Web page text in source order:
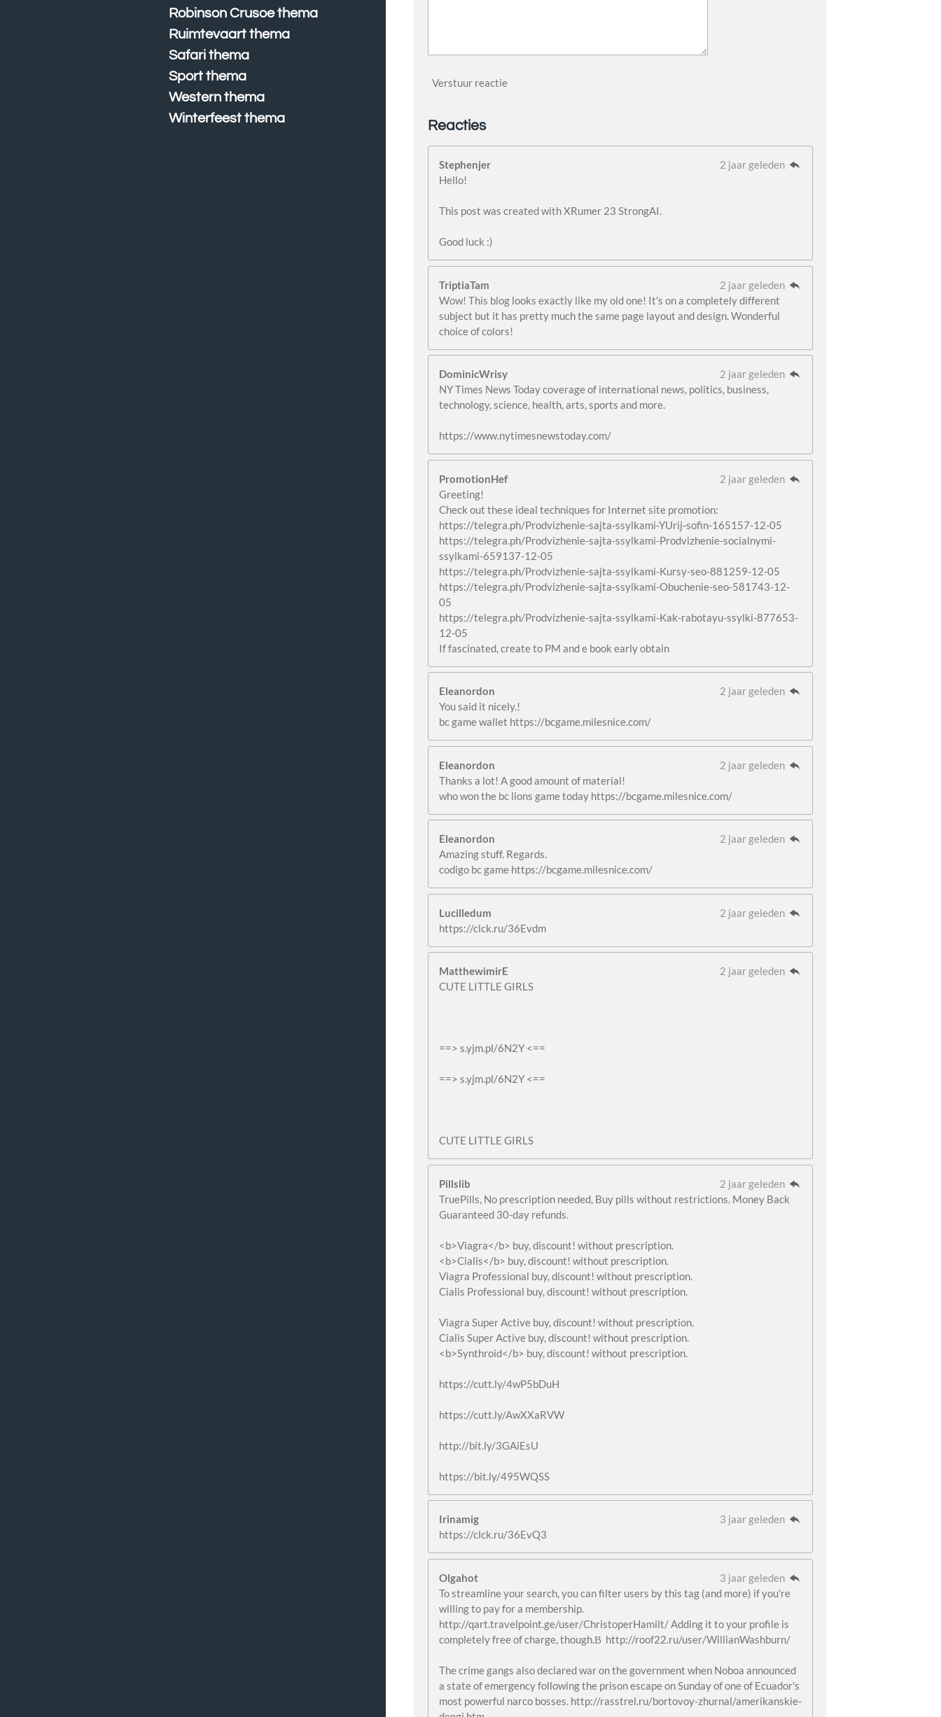
Verstuur reactie
Reacties
Stephenjer
2 jaar geleden
Hello!
This post was created with XRumer 23 StrongAI.
Good luck :)
TriptiaTam
2 jaar geleden
Wow! This blog looks exactly like my old one! It's on a completely different
subject but it has pretty much the same page layout and design. Wonderful
choice of colors!
DominicWrisy
2 jaar geleden
NY Times News Today coverage of international news, politics, business,
technology, science, health, arts, sports and more.
https://www.nytimesnewstoday.com/
PromotionHef
2 jaar geleden
Greeting!
Check out these ideal techniques for Internet site promotion:
https://telegra.ph/Prodvizhenie-sajta-ssylkami-YUrij-sofin-165157-12-05
https://telegra.ph/Prodvizhenie-sajta-ssylkami-Prodvizhenie-socialnymi-
ssylkami-659137-12-05
https://telegra.ph/Prodvizhenie-sajta-ssylkami-Kursy-seo-881259-12-05
https://telegra.ph/Prodvizhenie-sajta-ssylkami-Obuchenie-seo-581743-12-
05
https://telegra.ph/Prodvizhenie-sajta-ssylkami-Kak-rabotayu-ssylki-877653-
12-05
If fascinated, create to PM and e book early obtain
Eleanordon
2 jaar geleden
You said it nicely.!
bc game wallet https://bcgame.milesnice.com/
Eleanordon
2 jaar geleden
Thanks a lot! A good amount of material!
who won the bc lions game today https://bcgame.milesnice.com/
Eleanordon
2 jaar geleden
Amazing stuff. Regards.
codigo bc game https://bcgame.milesnice.com/
Lucilledum
2 jaar geleden
https://clck.ru/36Evdm
MatthewimirE
2 jaar geleden
CUTE LITTLE GIRLS
==> s.yjm.pl/6N2Y <==
==> s.yjm.pl/6N2Y <==
CUTE LITTLE GIRLS
Pillslib
2 jaar geleden
TruePills, No prescription needed, Buy pills without restrictions. Money Back
Guaranteed 30-day refunds.
<b>Viagra</b> buy, discount! without prescription.
<b>Cialis</b> buy, discount! without prescription.
Viagra Professional buy, discount! without prescription.
Cialis Professional buy, discount! without prescription.
Viagra Super Active buy, discount! without prescription.
Cialis Super Active buy, discount! without prescription.
<b>Synthroid</b> buy, discount! without prescription.
https://cutt.ly/4wP5bDuH
https://cutt.ly/AwXXaRVW
http://bit.ly/3GAiEsU
https://bit.ly/495WQSS
Irinamig
3 jaar geleden
https://clck.ru/36EvQ3
Olgahot
3 jaar geleden
To streamline your search, you can filter users by this tag (and more) if you're
willing to pay for a membership.
http://qart.travelpoint.ge/user/ChristoperHamilt/ Adding it to your profile is
completely free of charge, though.В http://roof22.ru/user/WillianWashburn/
The crime gangs also declared war on the government when Noboa announced
a state of emergency following the prison escape on Sunday of one of Ecuador's
most powerful narco bosses. http://rasstrel.ru/bortovoy-zhurnal/amerikanskie-
Robinson Crusoe thema
Ruimtevaart thema
Safari thema
Sport thema
Western thema
Winterfeest thema